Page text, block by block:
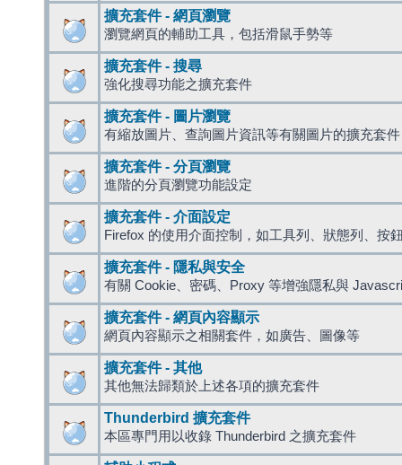
擴充套件 - 網頁瀏覽
瀏覽網頁的輔助工具，包括滑鼠手勢等
擴充套件 - 搜尋
強化搜尋功能之擴充套件
擴充套件 - 圖片瀏覽
有縮放圖片、查詢圖片資訊等有關圖片的擴充套件
擴充套件 - 分頁瀏覽
進階的分頁瀏覽功能設定
擴充套件 - 介面設定
Firefox 的使用介面控制，如工具列、狀態列、按
擴充套件 - 隱私與安全
有關 Cookie、密碼、Proxy 等增強隱私與
擴充套件 - 網頁內容顯示
網頁內容顯示之相關套件，如廣告、圖像等
擴充套件 - 其他
其他無法歸類於上述各項的擴充套件
Thunderbird 擴充套件
本區專門用以收錄 Thunderbird 之擴充套件